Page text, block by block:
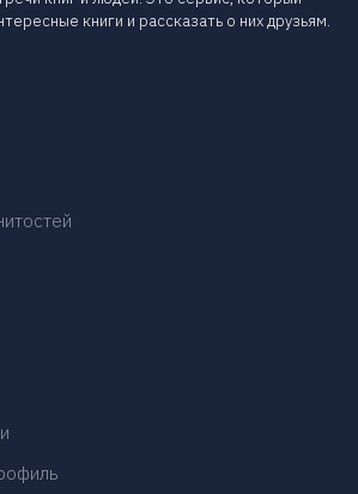
книги и рассказать о них друзьям.